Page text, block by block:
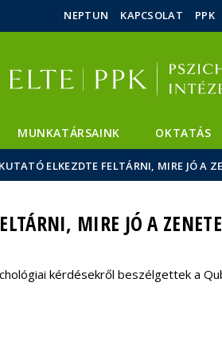
Hírek
Események
ELTE a
NEPTUN KAPCSOLAT PPK
MUNKATÁRSAINK OKTATÁS
ELKEZDTE FELTÁRNI, MIRE JÓ A
MIRE JÓ A
kérdésekről beszélgettek a